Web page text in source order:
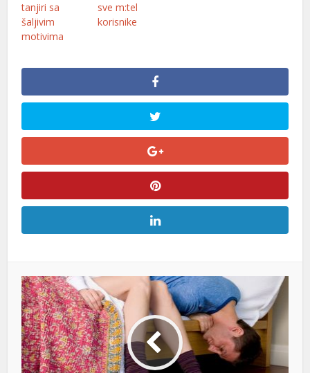
tanjiri sa
šaljivim
motivima
sve m:tel
korisnike